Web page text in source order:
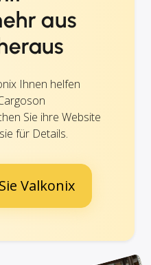
aus
Ihnen helfen
Sie ihre Website
für Details.
Valkonix